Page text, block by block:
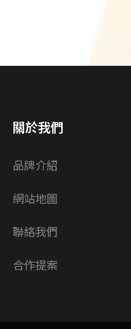
關於我們
品牌介紹
網站地圖
聯絡我們
合作提案